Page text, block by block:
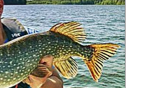
neue Boote! Keine
Angelzeug im Boot! Wir
Island, Pine liegt nur
entfernt, das Revier
Personen sind im Preis
inklusive!!!